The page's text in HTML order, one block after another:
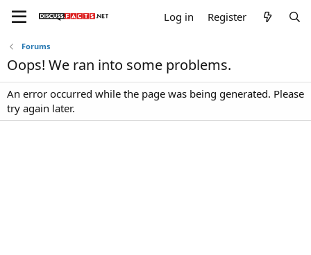
Log in Register
Forums
Oops! We ran into some problems.
An error occurred while the page was being generated. Please
try again later.